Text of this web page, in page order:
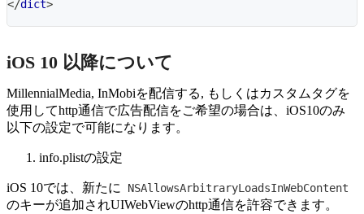
</dict>
iOS 10 以降について
MillennialMedia, InMobiを配信する, もしくはカスタムタグを
使用してhttp通信で広告配信をご希望の場合は、iOS10のみ
以下の設定で可能になります。
info.plistの設定
iOS 10では、新たに NSAllowsArbitraryLoadsInWebContent
のキーが追加されUIWebViewのhttp通信を許容できます。